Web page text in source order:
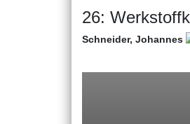
26:
Schneider, Johannes